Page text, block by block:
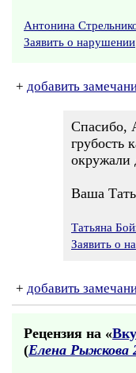
Антонина
Заявить о нарушении
+ добавить
Спасибо,
грубость
окружали
Ваша
Татьяна
Заявить о
+ добавить
Рецензия на «
(Елена Рыжкова